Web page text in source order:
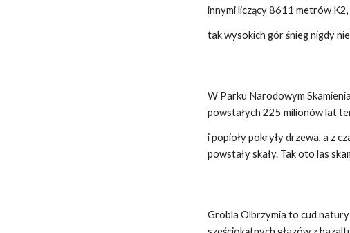
innymi liczący 8611 metrów
tak wysokich gór śnieg nigdy
W Parku Narodowym
powstałych 225 milionów lat
i popioły pokryły drzewa, a z
powstały skały. Tak oto las
Grobla Olbrzymia to cud